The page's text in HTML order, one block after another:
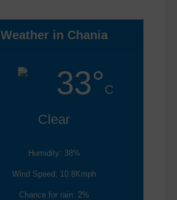
Weather in Chania
33°C
Clear
Humidity: 38%
Wind Speed: 10.8Kmph
Chance for rain: 2%